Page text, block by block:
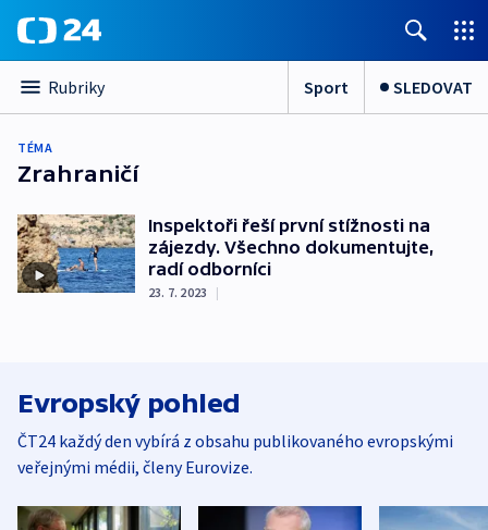
Rubriky Sport SLEDOVAT
TÉMA
Zrahraničí
Inspektoři řeší první stížnosti na
zájezdy. Všechno dokumentujte,
radí odborníci
23. 7. 2023 |
Evropský pohled
ČT24 každý den vybírá z obsahu publikovaného evropskými
veřejnými médii, členy Eurovize.